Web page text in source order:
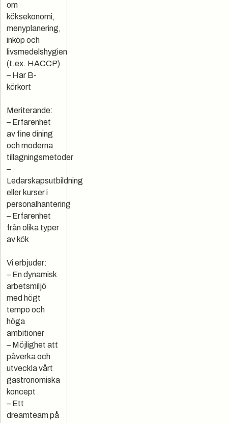
om
köksekonomi,
menyplanering,
inköp och
livsmedelshygien
(t.ex. HACCP)
– Har B-
körkort
Meriterande:
– Erfarenhet
av fine dining
och moderna
tillagningsmetoder
–
Ledarskapsutbildning
eller kurser i
personalhantering
– Erfarenhet
från olika typer
av kök
Vi erbjuder:
– En dynamisk
arbetsmiljö
med högt
tempo och
höga
ambitioner
– Möjlighet att
påverka och
utveckla vårt
gastronomiska
koncept
– Ett
dreamteam på